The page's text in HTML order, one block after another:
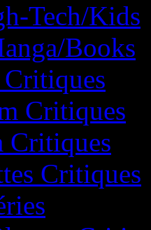
Tech/Kids
Books
Critiques
Critiques
Critiques